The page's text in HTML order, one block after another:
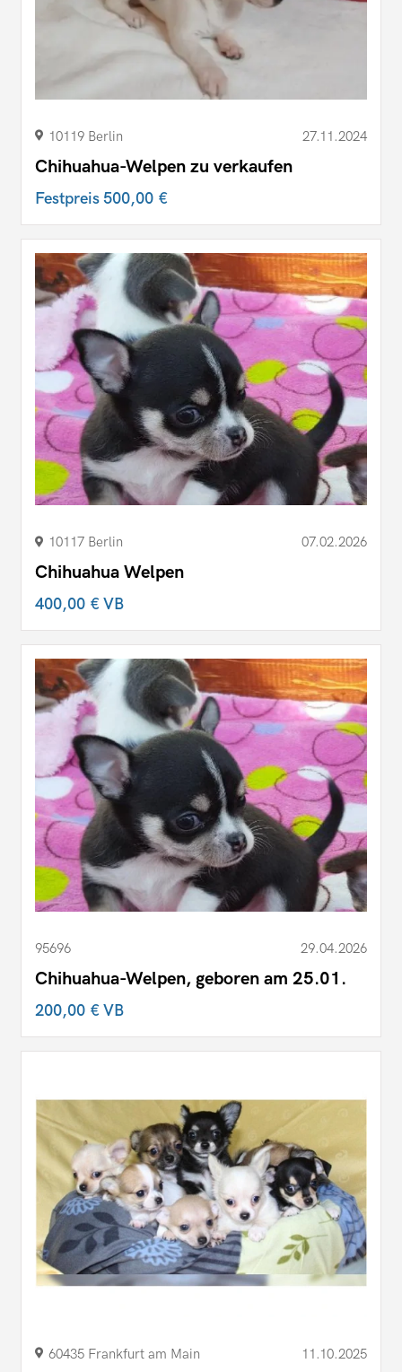
10119 Berlin 27.11.2024
Chihuahua-Welpen zu verkaufen
Festpreis500,00 €
10117 Berlin 07.02.2026
Chihuahua Welpen
400,00 €VB
95696 29.04.2026
Chihuahua-Welpen, geboren am 25.01.
200,00 €VB
60435 Frankfurt am Main 11.10.2025